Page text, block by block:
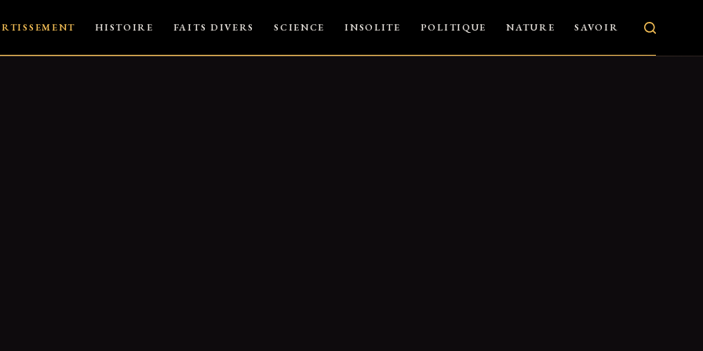
HISTOIRE FAITS DIVERS SCIENCE INSOLITE POLITIQUE NATURE SAVOIR